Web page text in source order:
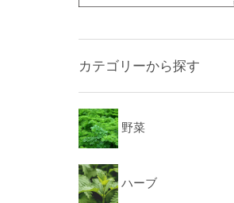
カテゴリーから探す
野菜
ハーブ